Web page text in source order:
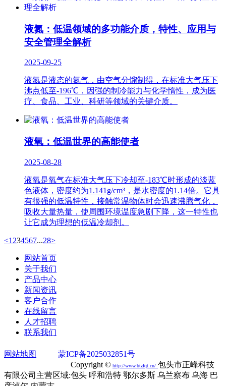
液氮：低温领域的多功能介质，特性、应用与
安全管理全解析
2025-09-25
液氮是液态的氮气，由空气分馏制得，在标准大气压下
沸点低至-196℃，因强的制冷能力与化学惰性，成为医
疗、食品、工业、科研等领域的关键介质。
液氧：低温世界的高能使者
2025-08-28
液氧是氧气在标准大气压下冷却至-183℃时形成的淡蓝
色液体，密度约为1.141g/cm³，是水密度的1.14倍。它具
有很强的低温特性，接触常温物体时会迅速沸腾气化，
吸收大量热量，使周围环境温度急剧下降，这一特性也
让它成为理想的低温冷却剂。
<1 234567...28>
网站首页
关于我们
产品中心
新闻资讯
客户合作
在线留言
人才招聘
联系我们
网站地图 蒙ICP备2025032851号
Copyright © http://www.btzfqt.cn/ 包头市正峰科技
有限公司主营区域:包头 呼和浩特 鄂尔多斯 乌兰察布 乌海 巴